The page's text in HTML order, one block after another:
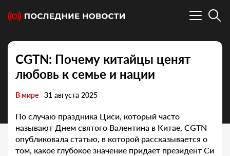
CGTN: Почему китайцы ценят
любовь к семье и нации
В мире 31 августа 2025
По случаю праздника Циси, который часто
называют Днем святого Валентина в Китае, CGTN
опубликовала статью, в которой рассказывается о
том, какое глубокое значение придает президент Си